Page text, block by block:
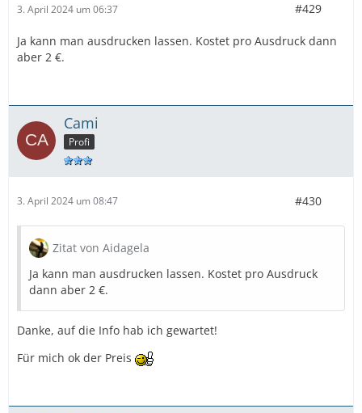
3. April 2024 um 06:37 #429
Ja kann man ausdrucken lassen. Kostet pro Ausdruck dann
aber 2 €.
Cami
Profi
3. April 2024 um 08:47 #430
Zitat von Aidagela
Ja kann man ausdrucken lassen. Kostet pro Ausdruck
dann aber 2 €.
Danke, auf die Info hab ich gewartet!
Für mich ok der Preis